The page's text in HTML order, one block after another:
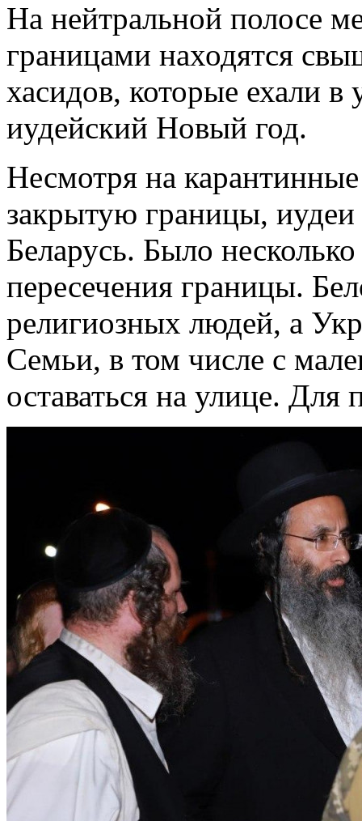
На нейтральной полосе
границами находятся
хасидов, которые ехали
иудейский Новый год.
Несмотря на
закрытую границы, иудеи
Беларусь. Было
пересечения границы.
религиозных людей, а
Семьи, в том числе с
оставаться на улице.